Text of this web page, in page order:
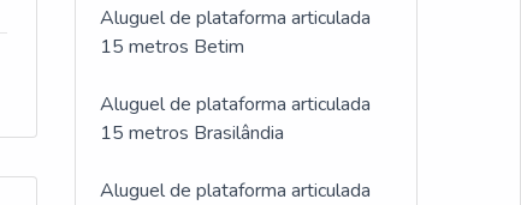
Aluguel de plataforma articulada
15 metros Betim
Aluguel de plataforma articulada
15 metros Brasilândia
Aluguel de plataforma articulada